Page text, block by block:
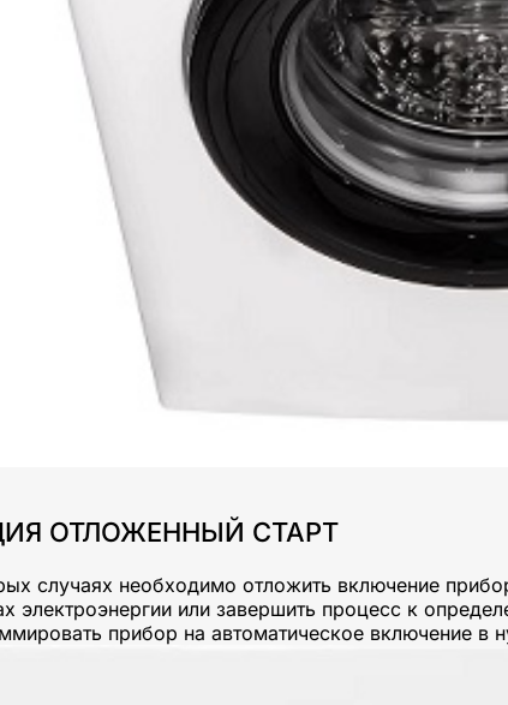
ОТЛОЖЕННЫЙ СТАРТ
случаях необходимо отложить включение
электроэнергии или завершить процесс к
прибор на автоматическое включение в